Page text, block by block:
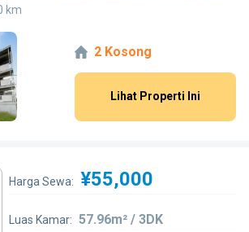
km
2 Kosong
Lihat Properti Ini
Harga Sewa: ¥55,000
Luas Kamar: 57.96m² / 3DK